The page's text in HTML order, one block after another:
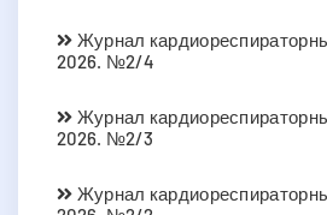
Журнал
2026. №2/4
Журнал
2026. №2/3
Журнал